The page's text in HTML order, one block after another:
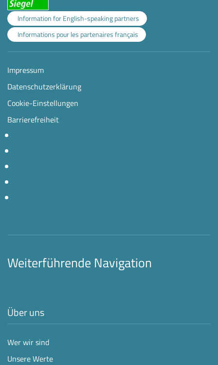
Information for English-speaking partners
Informations pour les partenaires français
Impressum
Datenschutzerklärung
Cookie-Einstellungen
Barrierefreiheit
Weiterführende Navigation
Über uns
Wer wir sind
Unsere Werte